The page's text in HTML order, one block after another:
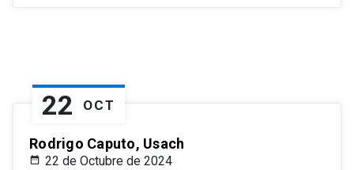
22 OCT
Rodrigo Caputo, Usach
22 de Octubre de 2024